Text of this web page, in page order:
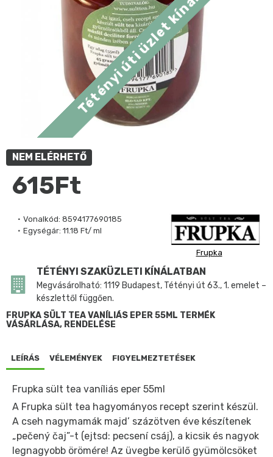
Tétényi úti üzlet kínálatában
Vonalkód: 8594177690185
Egységár: 11.18 Ft/ ml
Frupka
NEM ELÉRHETŐ
615Ft
TÉTÉNYI SZAKÜZLETI KÍNÁLATBAN
Megvásárolható: 1119 Budapest, Tétényi út 63., 1. emelet –
készlettől függően.
FRUPKA SÜLT TEA VANÍLIÁS EPER 55ML TERMÉK
VÁSÁRLÁSA, RENDELÉSE
LEÍRÁS VÉLEMÉNYEK FIGYELMEZTETÉSEK
Frupka sült tea vaníliás eper 55ml
A Frupka sült tea hagyományos recept szerint készül.
A cseh nagymamák majd’ százötven éve készítenek
„pečený čaj”-t (ejtsd: pecsení csáj), a kicsik és nagyok
legnagyobb örömére! Az üvegbe kerülő gyümölcsöket